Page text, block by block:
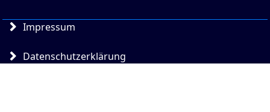
Impressum
Datenschutzerklärung